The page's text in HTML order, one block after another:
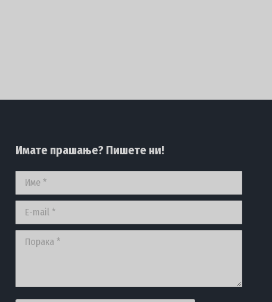
Имате прашање? Пишете ни!
Име *
E-mail *
Порака *